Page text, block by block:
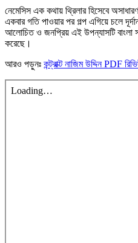
নেমেসিস এক কথায় থ্রিলার হিসেবে
একবার গতি পাওয়ার পর গল্প এগিয়ে চলে
আলোচিত ও জনপ্রিয় এই উপন্যাসটি বাংলা
করেছে।
আরও পড়ুনঃ কন্ট্রাক্ট নাজিম উদ্দিন